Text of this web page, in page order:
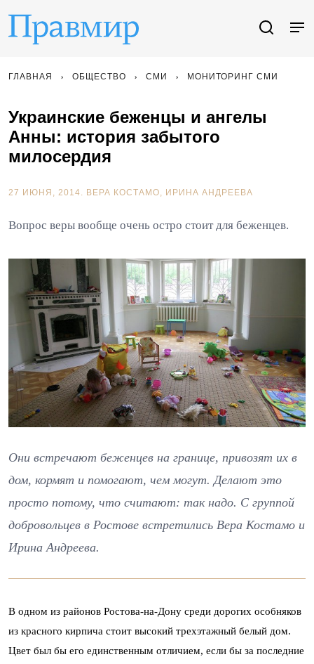
ГЛАВНАЯ ОБЩЕСТВО СМИ МОНИТОРИНГ СМИ
Украинские беженцы и ангелы
Анны: история забытого
милосердия
27 ИЮНЯ, 2014. ВЕРА КОСТАМО, ИРИНА АНДРЕЕВА
Вопрос веры вообще очень остро стоит для беженцев.
Они встречают беженцев на границе, привозят их в
дом, кормят и помогают, чем могут. Делают это
просто потому, что считают: так надо. С группой
добровольцев в Ростове встретились Вера Костамо и
Ирина Андреева.
В одном из районов Ростова-на-Дону среди дорогих особняков
из красного кирпича стоит высокий трехэтажный белый дом.
Цвет был бы его единственным отличием, если бы за последние